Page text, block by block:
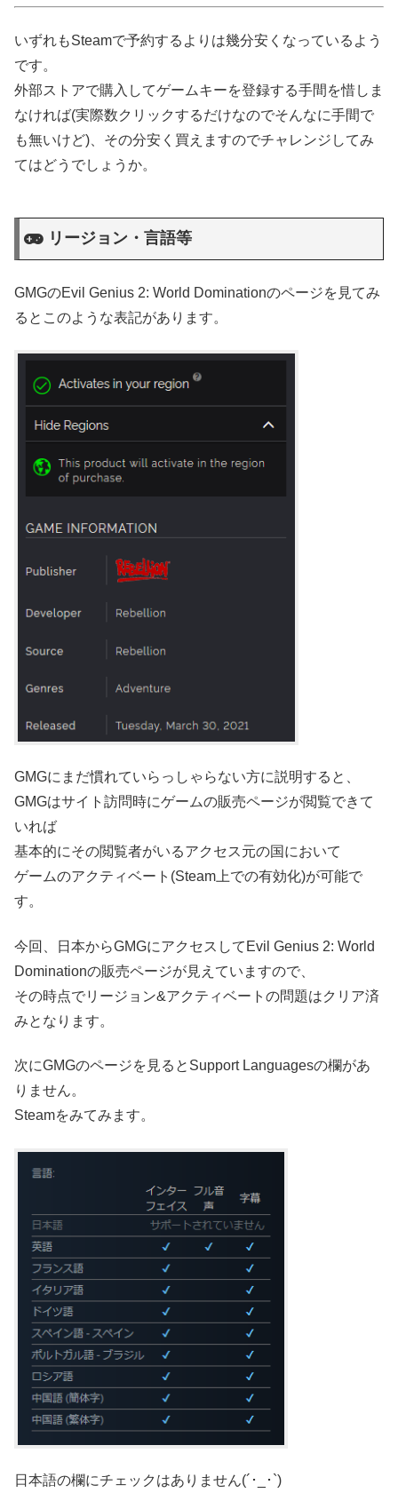
いずれもSteamで予約するよりは幾分安くなっているよう
です。
外部ストアで購入してゲームキーを登録する手間を惜しま
なければ(実際数クリックするだけなのでそんなに手間で
も無いけど)、その分安く買えますのでチャレンジしてみ
てはどうでしょうか。
リージョン・言語等
GMGのEvil Genius 2: World Dominationのページを見てみ
るとこのような表記があります。
GMGにまだ慣れていらっしゃらない方に説明すると、
GMGはサイト訪問時にゲームの販売ページが閲覧できて
いれば
基本的にその閲覧者がいるアクセス元の国において
ゲームのアクティベート(Steam上での有効化)が可能で
す。
今回、日本からGMGにアクセスしてEvil Genius 2: World
Dominationの販売ページが見えていますので、
その時点でリージョン&アクティベートの問題はクリア済
みとなります。
次にGMGのページを見るとSupport Languagesの欄があ
りません。
Steamをみてみます。
日本語の欄にチェックはありません(´･_･`)